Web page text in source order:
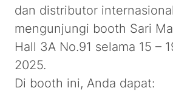
dan distributor
mengunjungi booth Sari
Hall 3A No.91 selama 15 –
2025.
Di booth ini, Anda dapat: